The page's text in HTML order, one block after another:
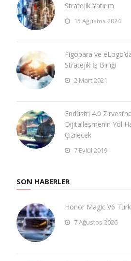
Stratejik Yatırım
15 Ağustos 2024
Figopara ve
Stratejik İş Birliği
2 Mart 2021
Endüstri 4.0
Dijitalleşmenin Yol
Çizilecek
7 Eylül 2019
SON HABERLER
Honor Magic V6
7 Ağustos 2026